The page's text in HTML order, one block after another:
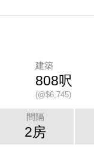
建築
808呎
(@$6,745)
間隔
2房